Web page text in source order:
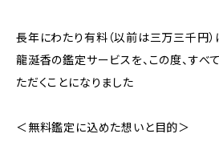
長年にわたり有料（以前は三万三千円）
龍涎香の鑑定サービスを、この度、すべ
ただくことになりました
＜無料鑑定に込めた想いと目的＞